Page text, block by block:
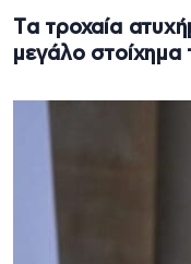
Tα τροχαία
μεγάλο στοίχημα